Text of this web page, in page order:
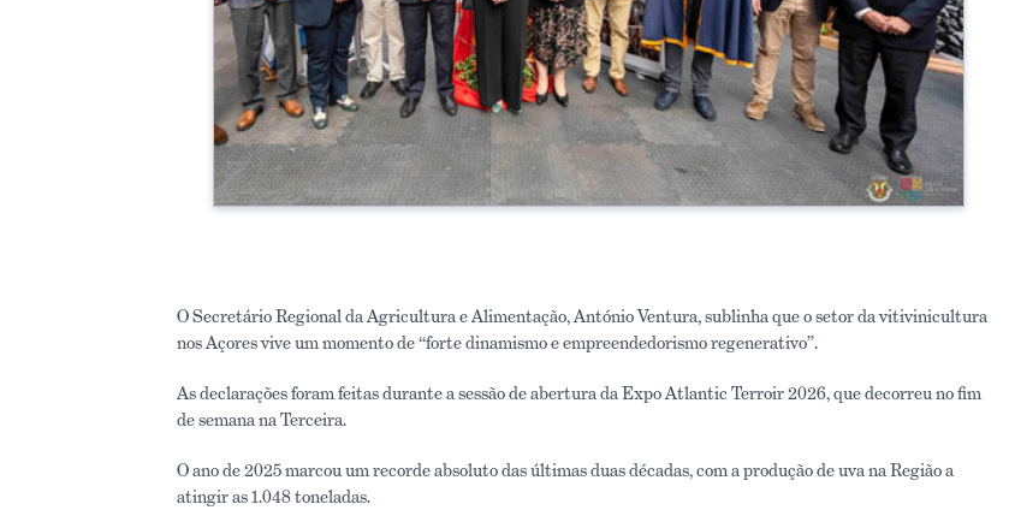
O Secretário Regional da Agricultura e Alimentação, António Ventura, sublinha que o setor da vitivinicultura
nos Açores vive um momento de “forte dinamismo e empreendedorismo regenerativo”.
As declarações foram feitas durante a sessão de abertura da Expo Atlantic Terroir 2026, que decorreu no fim
de semana na Terceira.
O ano de 2025 marcou um recorde absoluto das últimas duas décadas, com a produção de uva na Região a
atingir as 1.048 toneladas.